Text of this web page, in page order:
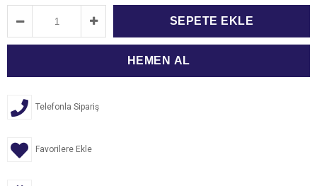
Telefonla Sipariş
Favorilere Ekle